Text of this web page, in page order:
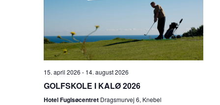
g
e
r
i
e
15. april 2026 - 14. august 2026
GOLFSKOLE I KALØ 2026
Hotel Fuglsøcentret Dragsmurvej 6, Knebel